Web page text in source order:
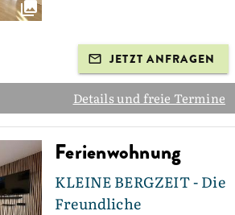
JETZT ANFRAGEN
Details und freie Termine
Ferienwohnung
KLEINE BERGZEIT - Die
Freundliche